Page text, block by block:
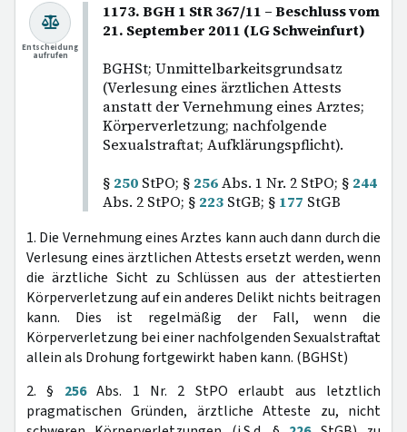
1173. BGH 1 StR 367/11 – Beschluss vom
21. September 2011 (LG Schweinfurt)
BGHSt; Unmittelbarkeitsgrundsatz
(Verlesung eines ärztlichen Attests
anstatt der Vernehmung eines Arztes;
Körperverletzung; nachfolgende
Sexualstraftat; Aufklärungspflicht).
§ 250 StPO; § 256Abs. 1 Nr. 2 StPO; § 244
Abs. 2 StPO; § 223 StGB; § 177 StGB
Entscheidung
aufrufen
1. Die Vernehmung eines Arztes kann auch dann durch die
Verlesung eines ärztlichen Attests ersetzt werden, wenn
die ärztliche Sicht zu Schlüssen aus der attestierten
Körperverletzung auf ein anderes Delikt nichts beitragen
kann. Dies ist regelmäßig der Fall, wenn die
Körperverletzung bei einer nachfolgenden Sexualstraftat
allein als Drohung fortgewirkt haben kann. (BGHSt)
2. § 256Abs. 1 Nr. 2 StPO erlaubt aus letztlich
pragmatischen Gründen, ärztliche Atteste zu, nicht